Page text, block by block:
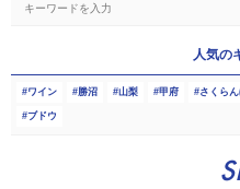
人気の
ワイン 勝沼 山梨 甲府 さくら
ブドウ